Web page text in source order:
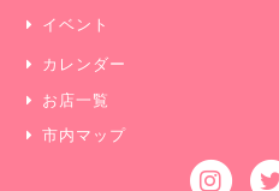
イベント
カレンダー
お店一覧
市内マップ